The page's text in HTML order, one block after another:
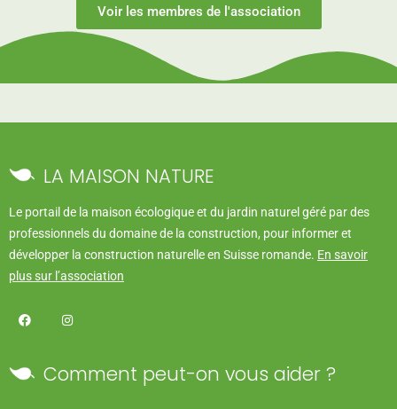
Voir les membres de l'association
LA MAISON NATURE
Le portail de la maison écologique et du jardin naturel géré par des
professionnels du domaine de la construction, pour informer et
développer la construction naturelle en Suisse romande. En savoir
plus sur l’association
Comment peut-on vous aider ?